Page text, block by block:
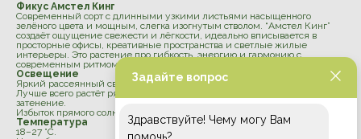
Фикус Амстел Кинг
Современный сорт с длинными узкими листьями насыщенного
зелёного цвета и мощным, слегка изогнутым стволом. “Амстел Кинг”
создаёт ощущение свежести и лёгкости, идеально вписывается в
просторные офисы, креативные пространства и светлые жилые
интерьеры. Это растение про гибкость, энергию и гармонию с
современным ритмом.
Освещение
Яркий рассеянный свет или лёгкая полутень.
Лучше всего растёт рядом с окном, но легко переносит временное
затенение.
Избыток прямого солнца может вызывать ожоги листьев.
Температура
18–27 °C.
Задайте вопрос
Здравствуйте! Чему могу Вам